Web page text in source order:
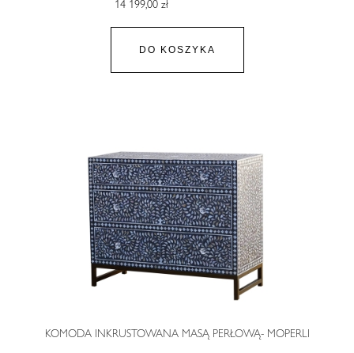
14 199,00 zł
DO KOSZYKA
KOMODA INKRUSTOWANA MASĄ PERŁOWĄ- MOPERLI